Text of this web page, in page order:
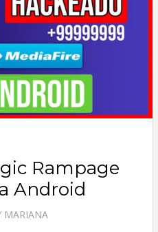
Rampage
Android
MARIANA